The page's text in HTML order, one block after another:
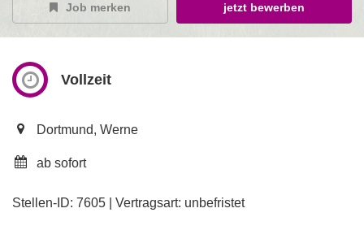
Job merken jetzt bewerben
Vollzeit
Dortmund, Werne
ab sofort
Stellen-ID: 7605 | Vertragsart: unbefristet